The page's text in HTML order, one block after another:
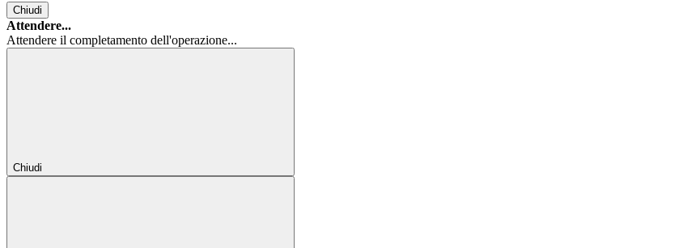
Chiudi
Attendere...
Attendere il completamento dell'operazione...
Chiudi